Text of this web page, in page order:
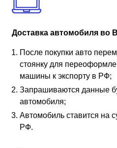
Доставка автомобиля во
После покупки авто
стоянку для
машины к экспорту в РФ;
Запрашиваются данные
автомобиля;
Автомобиль ставится на
РФ.